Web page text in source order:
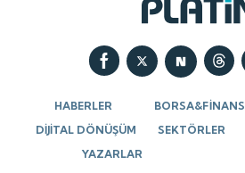
HABERLER BORSA&FİNANS
DİJİTAL DÖNÜŞÜM
SEKTÖRLER
YAZARLAR